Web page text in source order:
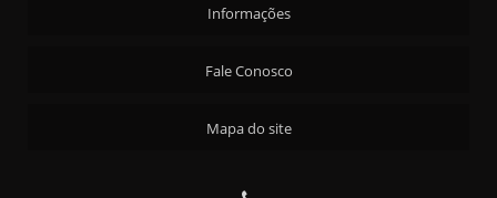
FORNECEDOR DE REFEIÇÕES INDUSTRIAIS
FORNECEDOR HOMOLOGADO DE REFEIÇÕES INDUSTRIAIS
Informações
Fale Conosco
Mapa do site